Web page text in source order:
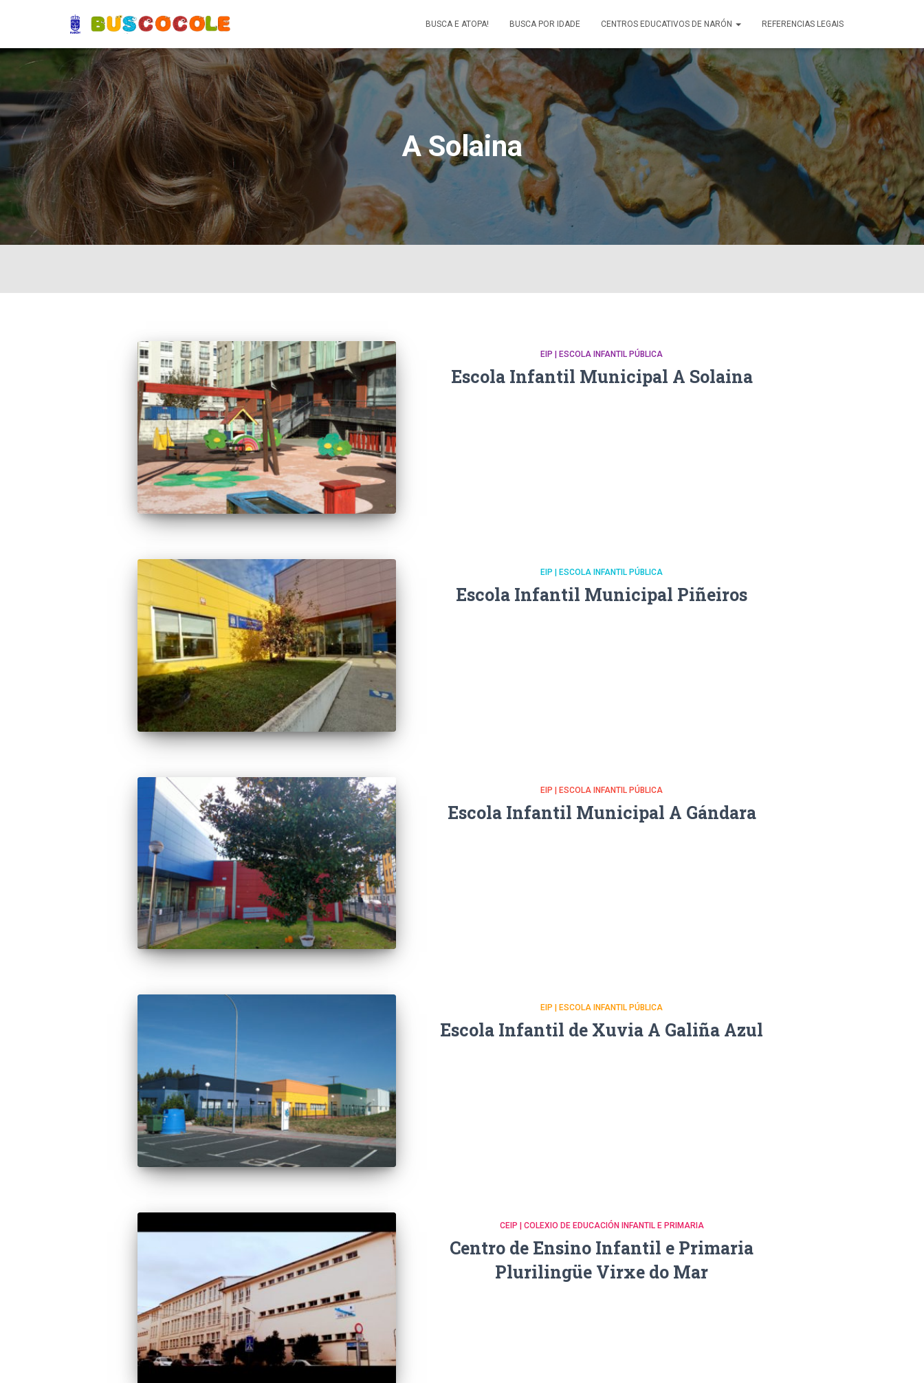
BUSCA E ATOPA! BUSCA POR IDADE CENTROS EDUCATIVOS DE NARÓN REFERENCIAS LEGAIS
A Solaina
EIP | ESCOLA INFANTIL PÚBLICA
Escola Infantil Municipal A Solaina
EIP | ESCOLA INFANTIL PÚBLICA
Escola Infantil Municipal Piñeiros
EIP | ESCOLA INFANTIL PÚBLICA
Escola Infantil Municipal A Gándara
EIP | ESCOLA INFANTIL PÚBLICA
Escola Infantil de Xuvia A Galiña Azul
CEIP | COLEXIO DE EDUCACIÓN INFANTIL E PRIMARIA
Centro de Ensino Infantil e Primaria
Plurilingüe Virxe do Mar